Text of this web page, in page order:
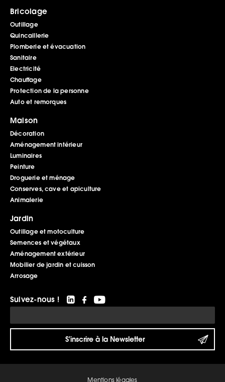
Bricolage
Outillage
Quincaillerie
Plomberie et évacuation
Sanitaire
Electricité
Chauffage
Protection de la personne
Auto et remorques
Maison
Décoration
Aménagement intérieur
Luminaires
Peinture
Droguerie et ménage
Conserves, cave et apiculture
Animalerie
Jardin
Outillage et motoculture
Semences et végétaux
Aménagement extérieur
Mobilier de jardin et cuisson
Arrosage
Suivez-nous !
Mentions légales